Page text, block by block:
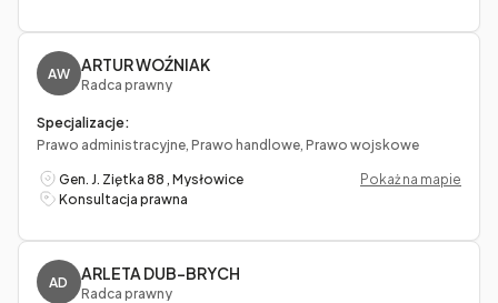
AW ARTUR WOŹNIAK
Radca prawny
Specjalizacje:
Prawo administracyjne, Prawo handlowe, Prawo wojskowe
Gen. J. Ziętka 88 , Mysłowice
Pokaż na mapie
Konsultacja prawna
AD ARLETA DUB-BRYCH
Radca prawny